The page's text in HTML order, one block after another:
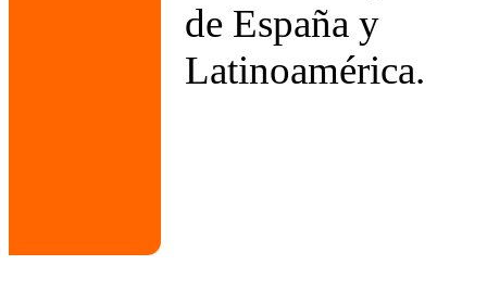
de España y
Latinoamérica.